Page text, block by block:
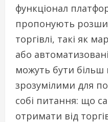
функціонал
пропонують
торгівлі, такі як
або
можуть бути більш
зрозумілими для
собі питання: що
отримати від